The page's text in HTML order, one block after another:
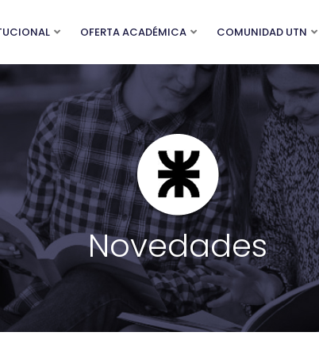
OFERTA ACADÉMICA COMUNIDAD UTN
Novedades